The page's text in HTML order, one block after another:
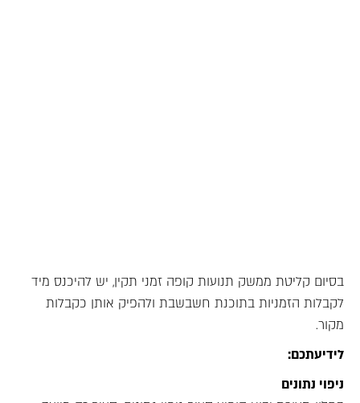
בסיום קליטת ממשק תנועות קופה זמני תקין, יש להיכנס מיד
לקבלות הזמניות בתוכנת חשבשבת ולהפיק אותן כקבלות
מקור.
לידיעתכם:
ניפוי נתונים